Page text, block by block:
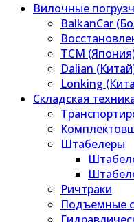
Вилочные
BalkanCar
TCM
Dalian
Lonking
Складская
Штабелеры
Ричтраки
Подъемные